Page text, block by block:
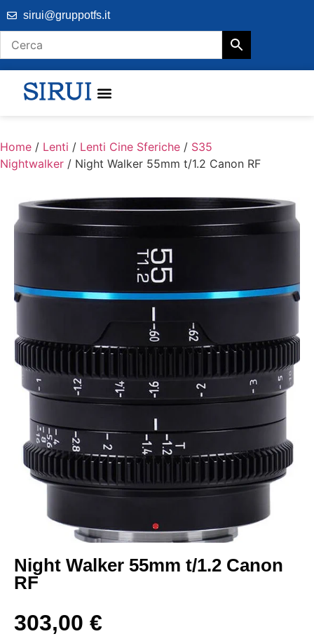
sirui@gruppotfs.it
Home / Lenti / Lenti Cine Sferiche / S35
Nightwalker / Night Walker 55mm t/1.2 Canon RF
Night Walker 55mm t/1.2 Canon
RF
303,00 €